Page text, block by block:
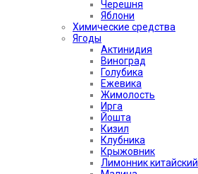
Черешня
Яблони
Химические средства
Ягоды
Актинидия
Виноград
Голубика
Ежевика
Жимолость
Ирга
Йошта
Кизил
Клубника
Крыжовник
Лимонник китайский